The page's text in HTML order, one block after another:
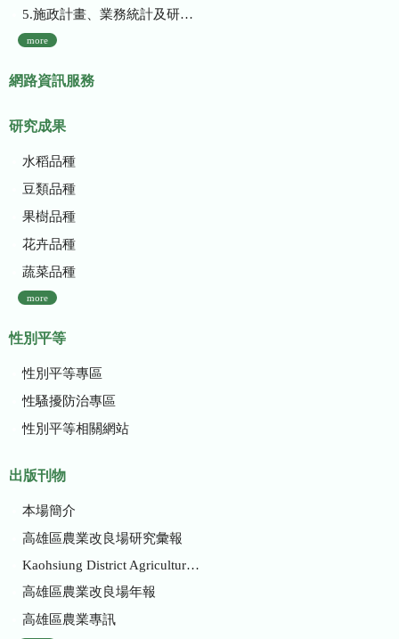
5.施政計畫、業務統計及研究報告
more
網路資訊服務
研究成果
水稻品種
豆類品種
果樹品種
花卉品種
蔬菜品種
more
性別平等
性別平等專區
性騷擾防治專區
性別平等相關網站
出版刊物
本場簡介
高雄區農業改良場研究彙報
Kaohsiung District Agricultural Research and Extension Station
高雄區農業改良場年報
高雄區農業專訊